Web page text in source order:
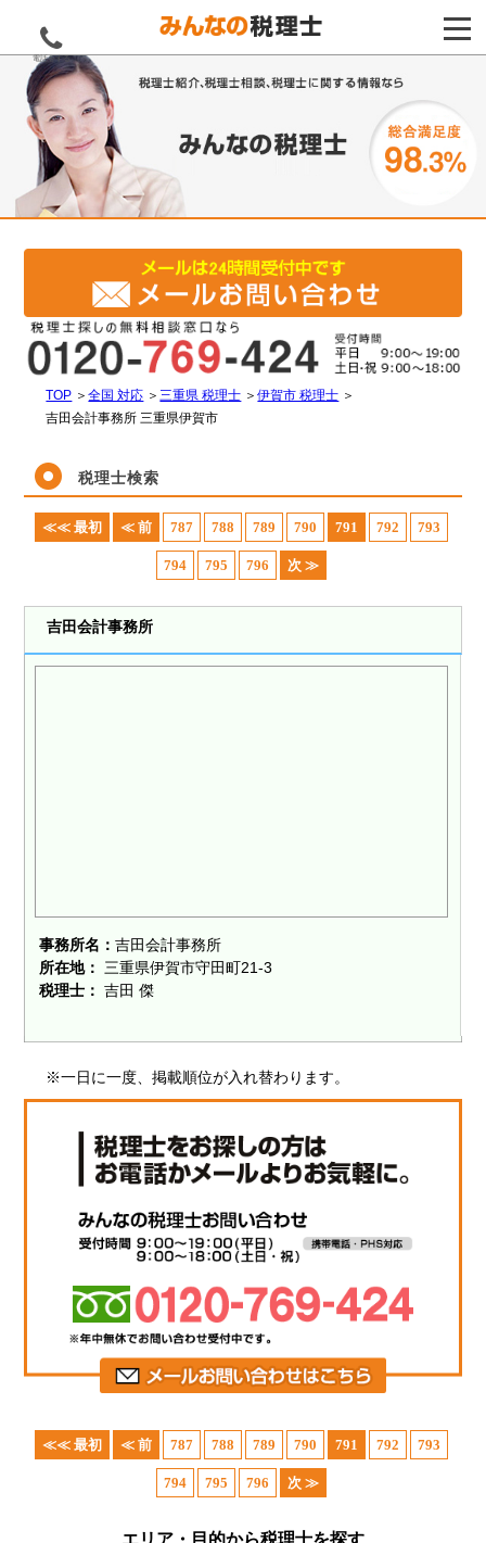
電話をする
TOP ＞全国 対応 ＞ 三重県 税理士 ＞伊賀市 税理士 ＞
吉田会計事務所 三重県伊賀市
税理士検索
≪≪ 最初 ≪ 前 787 788 789 790 791 792 793
794 795 796 次 ≫
吉田会計事務所
事務所名：吉田会計事務所
所在地：
三重県伊賀市守田町21-3
税理士： 吉田 傑
※一日に一度、掲載順位が入れ替わります。
≪≪ 最初 ≪ 前 787 788 789 790 791 792 793
794 795 796 次 ≫
エリア・目的から税理士を探す